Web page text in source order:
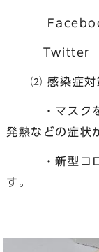
Twitter
⑵ 感染症対
・マスクを着
発熱などの症状
・新型コロナ
す。